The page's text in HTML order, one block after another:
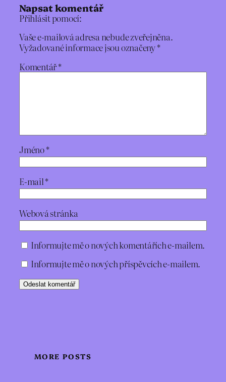
Napsat komentář
Přihlásit pomocí:
Vaše e-mailová adresa nebude zveřejněna.
Vyžadované informace jsou označeny*
Komentář*
Jméno*
E-mail*
Webová stránka
Informujte mě o nových komentářích e-mailem.
Informujte mě o nových příspěvcích e-mailem.
MORE POSTS